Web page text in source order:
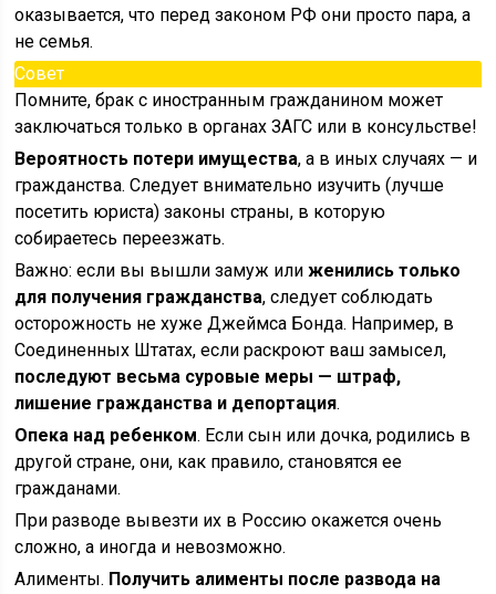
оказывается, что перед законом РФ они просто пара, а
не семья.
Совет
Помните, брак с иностранным гражданином может
заключаться только в органах ЗАГС или в консульстве!
Вероятность потери имущества, а в иных случаях — и
гражданства. Следует внимательно изучить (лучше
посетить юриста) законы страны, в которую
собираетесь переезжать.
Важно: если вы вышли замуж илиженились только
для получения гражданства, следует соблюдать
осторожность не хуже Джеймса Бонда. Например, в
Соединенных Штатах, если раскроют ваш замысел,
последуют весьма суровые меры — штраф,
лишение гражданства и депортация.
Опека над ребенком. Если сын или дочка, родились в
другой стране, они, как правило, становятся ее
гражданами.
При разводе вывезти их в Россию окажется очень
сложно, а иногда и невозможно.
Алименты. Получить алименты после развода на